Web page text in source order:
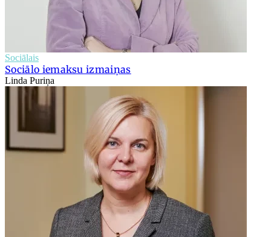
Sociālais
Sociālo iemaksu izmaiņas
Linda Puriņa